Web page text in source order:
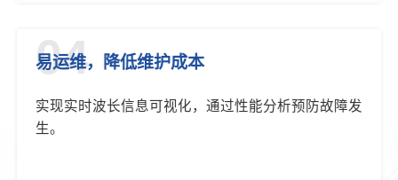
04
易运维，降低维护成本
实现实时波长信息可视化，通过性能分析预防故障发
生。